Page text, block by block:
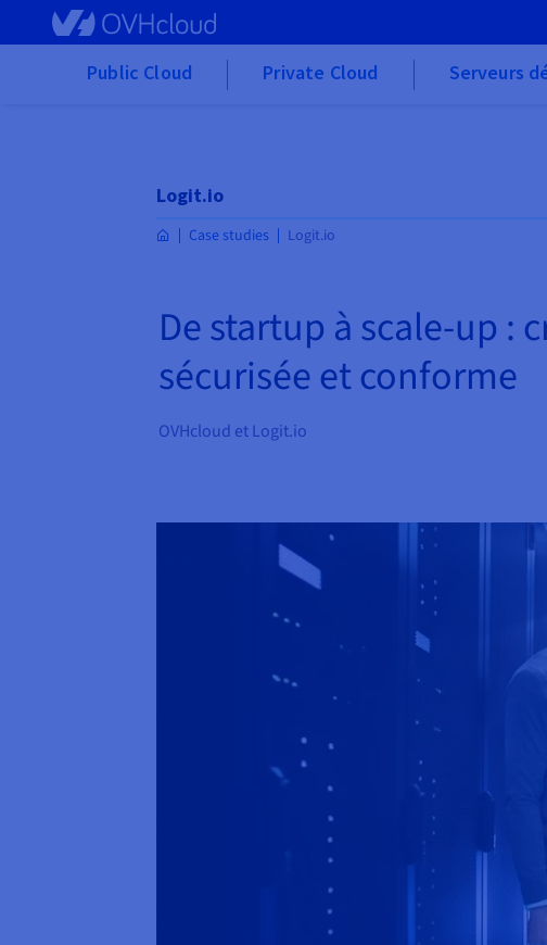
Skip to main content
Public Cloud Private Cloud Serveurs
Logit.io
Case studies Logit.io
De startup à scale-up :
sécurisée et conforme
OVHcloud et Logit.io